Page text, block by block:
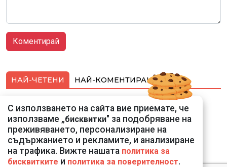
НАЙ-ЧЕТЕНИ НАЙ-КОМЕНТИРАНИ
Подводни кадри от
Корфу разкриха
тревожна картина
С използването на сайта вие приемате, че
използваме „бисквитки" за подобряване на
преживяването, персонализиране на
съдържанието и рекламите, и анализиране
на трафика. Вижте нашата политика за
бисквитките и политика за поверителност.